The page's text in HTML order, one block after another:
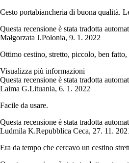
Cesto portabiancheria di buona qualità.
Questa recensione è stata tradotta
Małgorzata J.Polonia, 9. 1. 2022
Ottimo cestino, stretto, piccolo, ben
Visualizza più informazioni
Questa recensione è stata tradotta
Laima G.Lituania, 6. 1. 2022
Facile da usare.
Questa recensione è stata tradotta
Ludmila K.Repubblica Ceca, 27. 11.
Era da tempo che cercavo un cestino